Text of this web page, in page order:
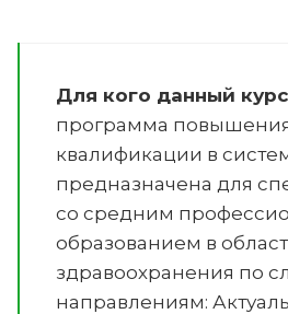
Для кого данный
программа
квалификации в
предназначена для
со средним
образованием в
здравоохранения по
направлениям: